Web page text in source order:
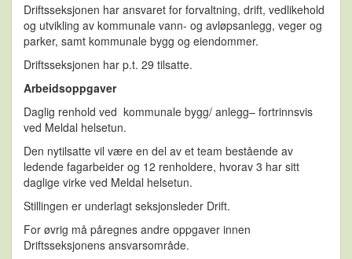
Driftsseksjonen har ansvaret for forvaltning, drift, vedlikehold
og utvikling av kommunale vann- og avløpsanlegg, veger og
parker, samt kommunale bygg og eiendommer.
Driftsseksjonen har p.t. 29 tilsatte.
Arbeidsoppgaver
Daglig renhold ved kommunale bygg/ anlegg– fortrinnsvis
ved Meldal helsetun.
Den nytilsatte vil være en del av et team bestående av
ledende fagarbeider og 12 renholdere, hvorav 3 har sitt
daglige virke ved Meldal helsetun.
Stillingen er underlagt seksjonsleder Drift.
For øvrig må påregnes andre oppgaver innen
Driftsseksjonens ansvarsområde.